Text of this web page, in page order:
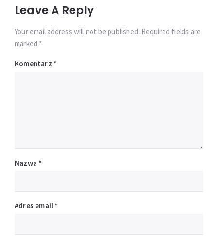
Leave A Reply
Your email address will not be published. Required fields are
marked *
Komentarz *
Nazwa *
Adres email *